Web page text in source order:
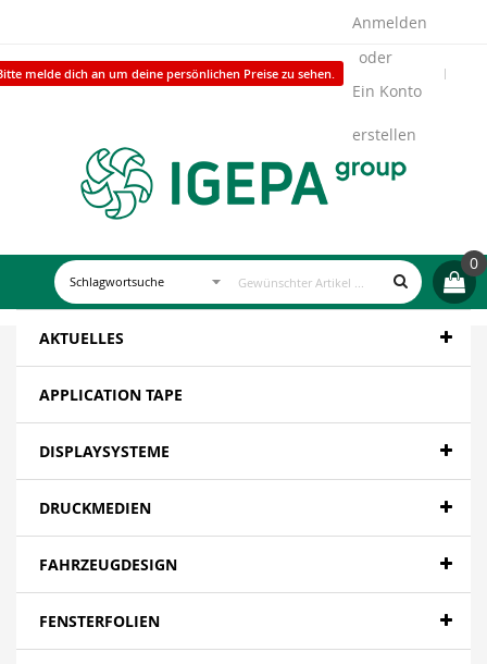
melde dich an um deine persönlichen Preise zu sehen.
Anmelden
Ein Konto
erstellen
0
AKTUELLES
APPLICATION TAPE
DISPLAYSYSTEME
DRUCKMEDIEN
FAHRZEUGDESIGN
FENSTERFOLIEN